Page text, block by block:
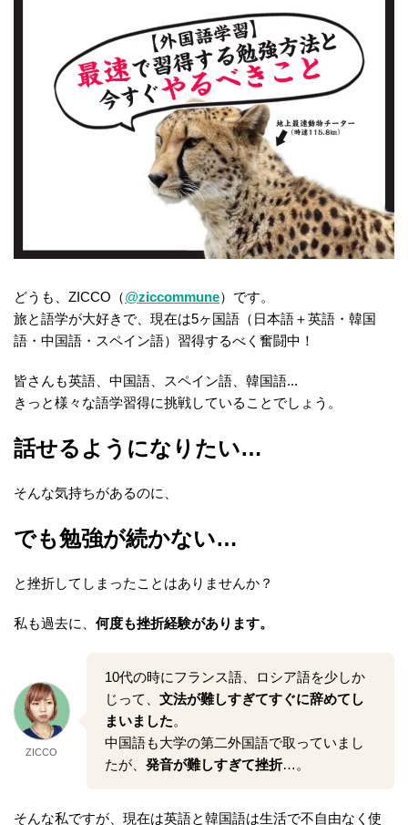
どうも、ZICCO（@ziccommune）です。
旅と語学が大好きで、現在は5ヶ国語（日本語＋英語・韓国
語・中国語・スペイン語）習得するべく奮闘中！
皆さんも英語、中国語、スペイン語、韓国語...
きっと様々な語学習得に挑戦していることでしょう。
話せるようになりたい…
そんな気持ちがあるのに、
でも勉強が続かない…
と挫折してしまったことはありませんか？
私も過去に、 何度も挫折経験があります。
ZICCO
10代の時にフランス語、ロシア語を少しか
じって、 文法が難しすぎてすぐに辞めてし
まいました。
中国語も大学の第二外国語で取っていまし
たが、 発音が難しすぎて挫折…。
そんな私ですが、現在は英語と韓国語は生活で不自由なく使